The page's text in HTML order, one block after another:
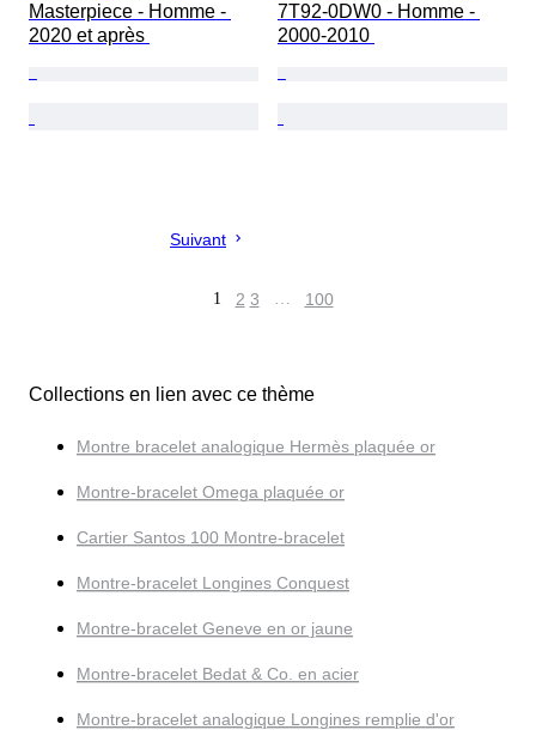
Masterpiece - Homme -
2020 et après
7T92-0DW0 - Homme -
2000-2010
Suivant
1 2 3 … 100
Collections en lien avec ce thème
Montre bracelet analogique Hermès plaquée or
Montre-bracelet Omega plaquée or
Cartier Santos 100 Montre-bracelet
Montre-bracelet Longines Conquest
Montre-bracelet Geneve en or jaune
Montre-bracelet Bedat & Co. en acier
Montre-bracelet analogique Longines remplie d'or